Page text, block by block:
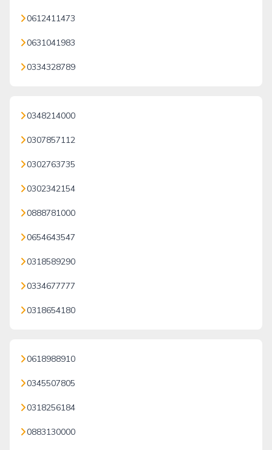
0612411473
0631041983
0334328789
0348214000
0307857112
0302763735
0302342154
0888781000
0654643547
0318589290
0334677777
0318654180
0618988910
0345507805
0318256184
0883130000